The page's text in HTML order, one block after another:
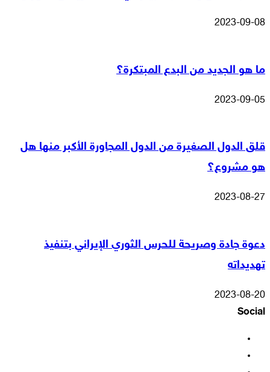
2023-09-08
ما هو الجديد من البدع المبتكرة؟
2023-09-05
قلق الدول الصغيرة من الدول المجاورة الأكبر منها هل
هو مشروع؟
2023-08-27
دعوة جادة وصريحة للحرس الثوري الإيراني بتنفيذ
تهديداته
2023-08-20
Social